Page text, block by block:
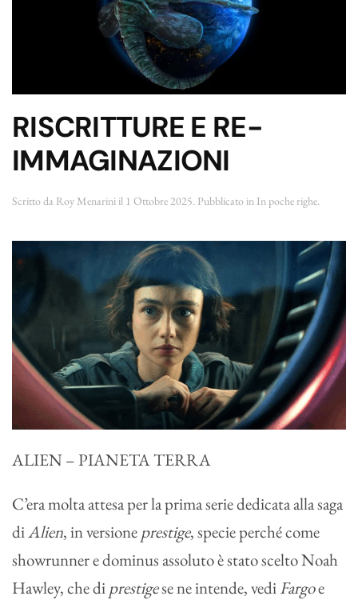
RISCRITTURE E RE-
IMMAGINAZIONI
Scritto da Roy Menarini il 1 Ottobre 2025 . Pubblicato in In poche righe
ALIEN – PIANETA TERRA
C’era molta attesa per la prima serie dedicata alla saga
diAlien, in versione prestige, specie perché come
showrunner e dominus assoluto è stato scelto Noah
Hawley, che di prestigese ne intende, vediFargoe